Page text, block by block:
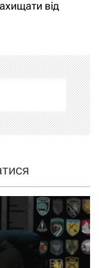
від